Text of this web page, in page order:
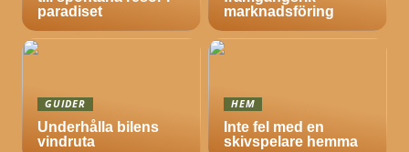
paradiset
marknadsföring
GUIDER
Underhålla bilens
vindruta
HEM
Inte fel med en
skivspelare hemma